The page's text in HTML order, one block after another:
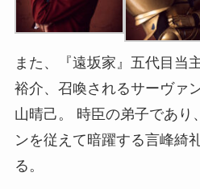
また、『遠坂家』五代目当
裕介、召喚されるサーヴァ
山晴己。 時臣の弟子であり
ンを従えて暗躍する言峰綺
る。